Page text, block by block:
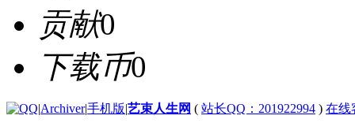
贡献0
下载币0
|Archiver|手机版|艺束人生网 ( 站长QQ：201922994 ) 在线